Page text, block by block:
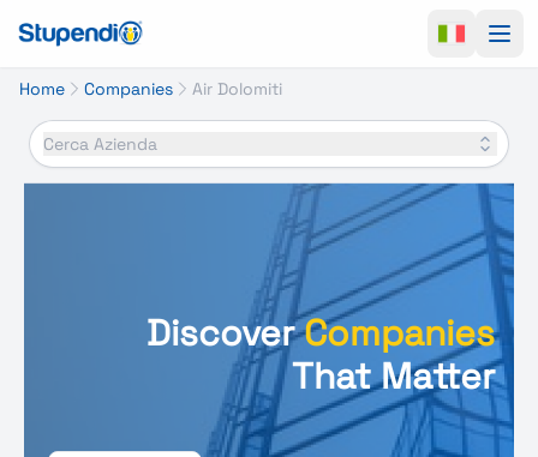
Home Companies Air Dolomiti
Cerca Azienda
DiscoverCompanies
That Matter